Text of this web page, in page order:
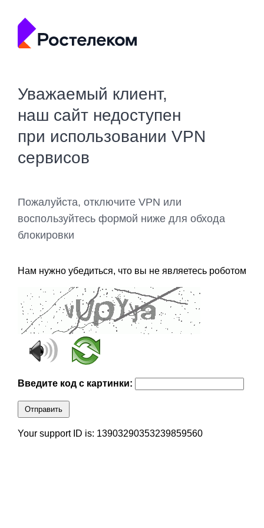
Уважаемый клиент,
наш сайт недоступен
при использовании VPN
сервисов
Пожалуйста, отключите VPN или
воспользуйтесь формой ниже для обхода
блокировки
Нам нужно убедиться, что вы не являетесь роботом
Введите код с картинки:
Отправить
Your support ID is: 13903290353239859560